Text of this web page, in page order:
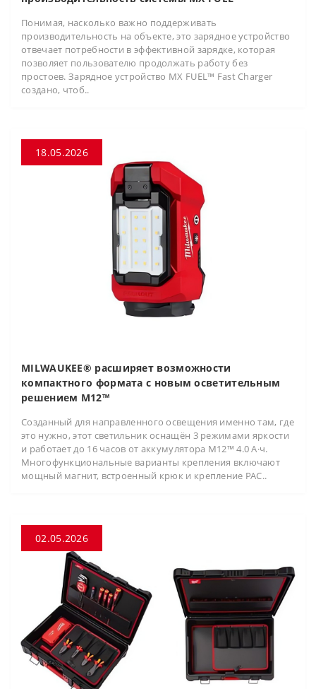
Понимая, насколько важно поддерживать
производительность на объекте, это зарядное устройство
отвечает потребности в эффективной зарядке, которая
позволяет пользователю продолжать работу без
простоев. Зарядное устройство MX FUEL™ Fast Charger
создано, чтоб..
18.05.2026
MILWAUKEE® расширяет возможности
компактного формата с новым осветительным
решением M12™
Созданный для направленного освещения именно там, где
это нужно, этот светильник оснащён 3 режимами яркости
и работает до 16 часов от аккумулятора M12™ 4.0 А·ч.
Многофункциональные варианты крепления включают
мощный магнит, встроенный крюк и крепление PAC..
02.05.2026